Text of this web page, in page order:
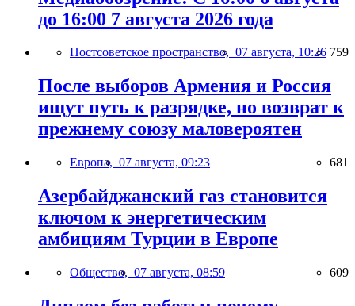
до 16:00 7 августа 2026 года
Постсоветское пространство, 07 августа, 10:26 759
После выборов Армения и Россия
ищут путь к разрядке, но возврат к
прежнему союзу маловероятен
Европа, 07 августа, 09:23 681
Азербайджанский газ становится
ключом к энергетическим
амбициям Турции в Европе
Общество, 07 августа, 08:59 609